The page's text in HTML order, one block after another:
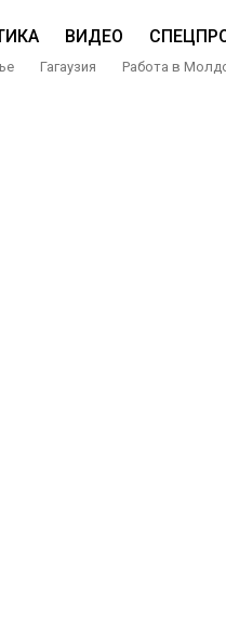
ВИДЕО
Гагаузия Работа в